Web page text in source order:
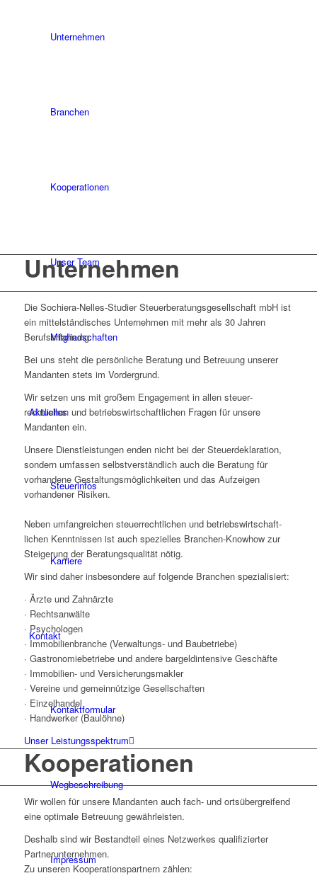
Unternehmen
Branchen
Kooperationen
Unser Team
Mitgliedschaften
Aktuelles
Steuerinfos
Karriere
Kontakt
Kontaktformular
Wegbeschreibung
Impressum
Unternehmen
Die Sochiera-Nelles-Studier Steuer­beratungs­ge­sell­schaft mbH ist
ein mittel­ständisches Unter­nehmen mit mehr als 30 Jahren
Berufserfahrung.
Bei uns steht die persönliche Beratung und Betreuung unserer
Mandanten stets im Vordergrund.
Wir setzen uns mit großem Engagement in allen steuer­
rechtlichen und betriebs­wirt­schaftlichen Fragen für unsere
Mandanten ein.
Unsere Dienst­leis­tungen enden nicht bei der Steuer­deklaration,
sondern umfassen selbst­verständlich auch die Beratung für
vorhandene Ge­stal­tungs­mög­lich­keiten und das Aufzeigen
vorhandener Risiken.
Neben umfangreichen steuer­rechtlichen und betriebs­wirt­schaft­
lichen Kennt­nissen ist auch spezielles Branchen-Knowhow zur
Steigerung der Beratungsqualität nötig.
Wir sind daher insbesondere auf folgende Branchen spezialisiert:
· Ärzte und Zahnärzte
· Rechtsanwälte
· Psychologen
· Immobilienbranche (Verwaltungs- und Bau­betriebe)
· Gastronomiebetriebe und andere bargeldintensive Geschäfte
· Immobilien- und Versicherungsmakler
· Vereine und gemeinnützige Gesell­schaften
· Einzelhandel
· Handwerker (Baulöhne)
Unser Leistungsspektrum
Kooperationen
Wir wollen für unsere Mandanten auch fach- und ortsübergreifend
eine optimale Betreuung gewährleisten.
Deshalb sind wir Bestandteil eines Netzwerkes qualifizierter
Partner­unternehmen.
Zu unseren Kooperations­partnern zählen: